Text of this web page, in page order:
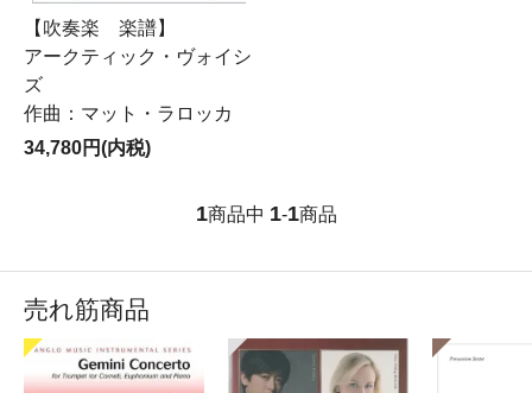
【吹奏楽 楽譜】
アークティック・ヴォイシ
ズ
作曲：マット・ラロッカ
34,780円(内税)
1商品中 1-1商品
売れ筋商品